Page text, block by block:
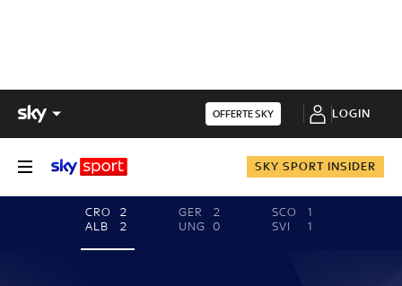
OFFERTE SKY LOGIN
SKY SPORT INSIDER
CRO
2
ALB
2
GER
2
UNG 0
SCO
1
SVI
1